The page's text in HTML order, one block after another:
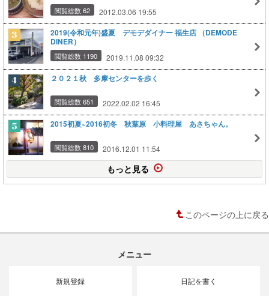
閲覧総数 62 2012.03.06 19:55
2019(令和元年)盛夏 デモデダイナー 福生店 （DEMODE
DINER）
閲覧総数 1190 2019.11.08 09:32
２０２１秋 多摩センターを歩く
閲覧総数 651 2022.02.02 16:45
2015初夏~2016初冬 秋葉原 小料理屋 あさちゃん。
閲覧総数 810 2016.12.01 11:54
もっと見る
このページの上に戻る
メニュー
新規登録 日記を書く